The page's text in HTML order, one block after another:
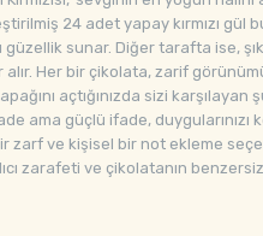
24 adet yapay kırmızı gül
güzellik sunar. Diğer tarafta ise,
alır. Her bir çikolata, zarif
açtığınızda sizi karşılayan
ama güçlü ifade,
zarf ve kişisel bir not ekleme
zarafeti ve çikolatanın